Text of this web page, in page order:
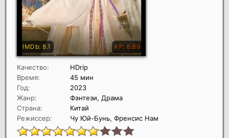
Качество:
HDrip
Время:
45 мин
Год:
2023
Жанр:
Фэнтези, Драма
Страна:
Китай
Режиссер:
Чу Юй-Бунь, Френсис Нам